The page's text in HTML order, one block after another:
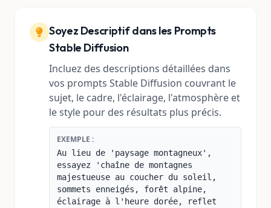
Soyez Descriptif dans les Prompts
Stable Diffusion
Incluez des descriptions détaillées dans
vos prompts Stable Diffusion couvrant le
sujet, le cadre, l'éclairage, l'atmosphère et
le style pour des résultats plus précis.
EXEMPLE :
Au lieu de 'paysage montagneux',
essayez 'chaîne de montagnes
majestueuse au coucher du soleil,
sommets enneigés, forêt alpine,
éclairage à l'heure dorée, reflet